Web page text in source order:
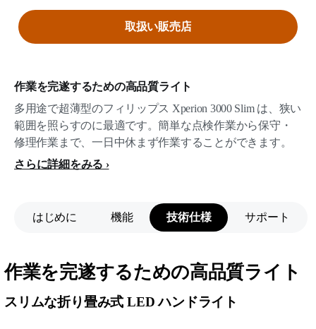
作業を完遂するための高品質ライト
多用途で超薄型のフィリップス Xperion 3000 Slim は、狭い
範囲を照らすのに最適です。簡単な点検作業から保守・
修理作業まで、一日中休まず作業することができます。
さらに詳細をみる
取扱い販売店
はじめに 機能 技術仕様 サポート
作業を完遂するための高品質ライト
スリムな折り畳み式 LED ハンドライト